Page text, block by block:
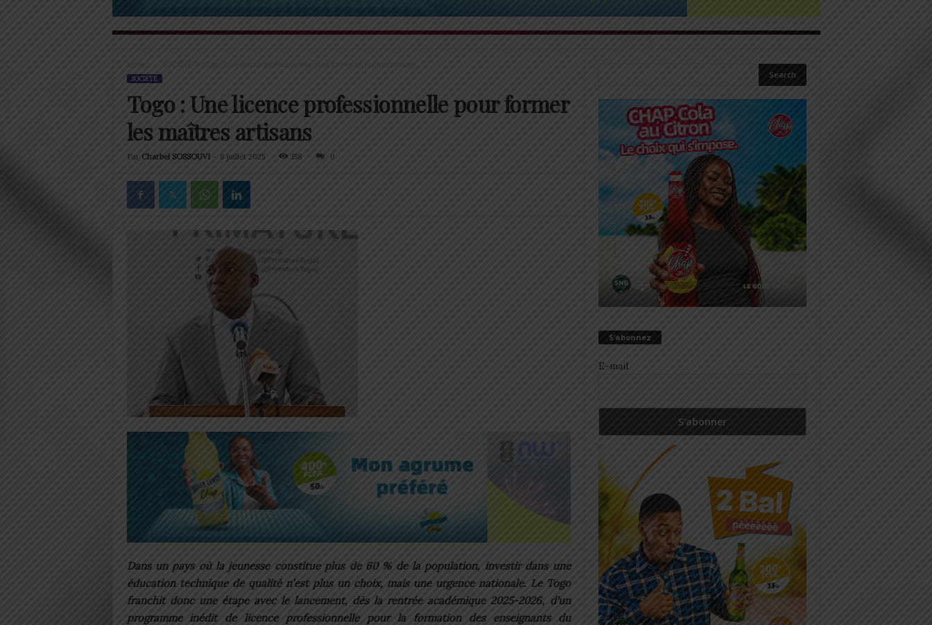
Accueil Togo : Une licence professionnelle pour former les maîtres artisans
SOCIÉTÉ
Togo : Une licence professionnelle pour former
les maîtres artisans
Par Charbel SOSSOUVI- 8 juillet 2025 158 0
Dans un pays où la jeunesse constitue plus de 60 % de la population, investir dans une
éducation technique de qualité n’est plus un choix, mais une urgence nationale. Le Togo
franchit donc une étape avec le lancement, dès la rentrée académique 2025-2026, d’un
programme inédit de licence professionnelle pour la formation des enseignants du
S’abonnez
E-mail